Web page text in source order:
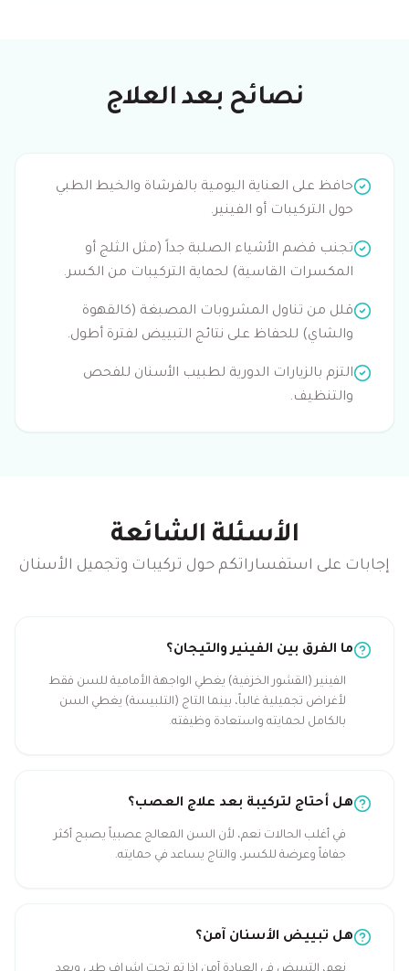
نصائح بعد العلاج
حافظ على العناية اليومية بالفرشاة والخيط الطبي
حول التركيبات أو الفينير.
تجنب قضم الأشياء الصلبة جداً (مثل الثلج أو
المكسرات القاسية) لحماية التركيبات من الكسر.
قلل من تناول المشروبات المصبغة (كالقهوة
والشاي) للحفاظ على نتائج التبييض لفترة أطول.
التزم بالزيارات الدورية لطبيب الأسنان للفحص
والتنظيف.
الأسئلة الشائعة
إجابات على استفساراتكم حول تركيبات وتجميل الأسنان
ما الفرق بين الفينير والتيجان؟
الفينير (القشور الخزفية) يغطي الواجهة الأمامية للسن فقط
لأغراض تجميلية غالباً، بينما التاج (التلبيسة) يغطي السن
بالكامل لحمايته واستعادة وظيفته.
هل أحتاج لتركيبة بعد علاج العصب؟
في أغلب الحالات نعم، لأن السن المعالج عصبياً يصبح أكثر
جفافاً وعرضة للكسر، والتاج يساعد في حمايته.
هل تبييض الأسنان آمن؟